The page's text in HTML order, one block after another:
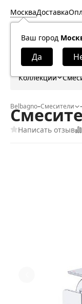
Москва
Ваш город
Доставка
Коллекции
Belbagno–Смесители
Написать отзыв